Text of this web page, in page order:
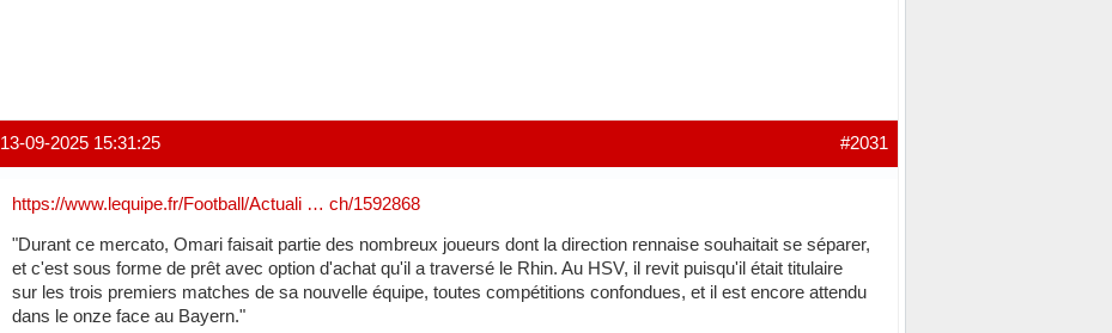
#2031
13-09-2025 15:31:25
https://www.lequipe.fr/Football/Actuali … ch/1592868
"Durant ce mercato, Omari faisait partie des nombreux joueurs dont la direction rennaise souhaitait se séparer,
et c'est sous forme de prêt avec option d'achat qu'il a traversé le Rhin. Au HSV, il revit puisqu'il était titulaire
sur les trois premiers matches de sa nouvelle équipe, toutes compétitions confondues, et il est encore attendu
dans le onze face au Bayern."